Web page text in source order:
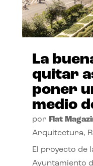
La
quitar
poner
medio
por Flat
Arquitectura,
El proyecto de
Ayuntamiento